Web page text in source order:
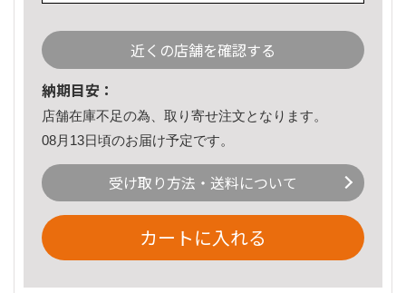
近くの店舗を確認する
納期目安：
店舗在庫不足の為、取り寄せ注文となります。
08月13日頃のお届け予定です。
受け取り方法・送料について
カートに入れる